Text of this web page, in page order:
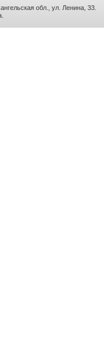
обл., ул. Ленина, 33.